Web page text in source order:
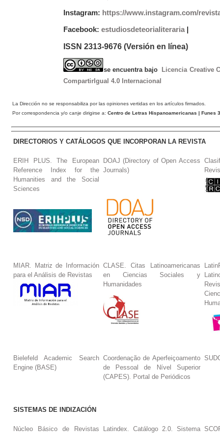
Instagram: https://www.instagram.com/
Facebook: estudiosdeteorialiteraria|
ISSN 2313-9676 (Versión en línea)
se encuentra bajo Licencia Creative
CompartirIgual 4.0 Internacional
La Dirección no se responsabiliza por las opiniones vertidas en los artículos firmados.
Por correspondencia y/o canje dirigirse a: Centro de Letras Hispanoamericanas | Funes
DIRECTORIOS Y CATÁLOGOS QUE INCORPORAN LA REVISTA
ERIH PLUS. The European
Reference Index for the
Humanities and the Social
Sciences
DOAJ (Directory of Open Access
Journals)
MIAR. Matriz de Información
para el Análisis de Revistas
CLASE. Citas Latinoamericanas
en Ciencias Sociales y
Humanidades
Bielefeld Academic Search
Engine (BASE)
Coordenação de Aperfeiçoamento
de Pessoal de Nível Superior
(CAPES). Portal de Periódicos
SISTEMAS DE INDIZACIÓN
Núcleo Básico de Revistas
Latindex. Catálogo 2.0. Sistema